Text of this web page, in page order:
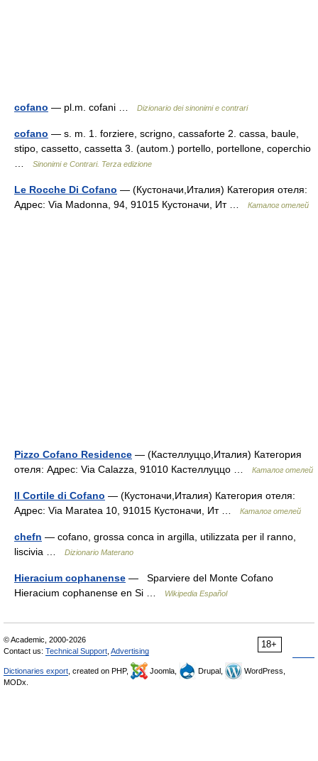
cofano — pl.m. cofani … Dizionario dei sinonimi e contrari
cofano — s. m. 1. forziere, scrigno, cassaforte 2. cassa, baule,
stipo, cassetto, cassetta 3. (autom.) portello, portellone, coperchio
Sinonimi e Contrari. Terza edizione
Le Rocche Di Cofano — (Кустоначи,Италия) Категория отеля:
Адрес: Via Madonna, 94, 91015 Кустоначи, Ит …
Каталог отелей
Pizzo Cofano Residence — (Кастеллуццо,Италия) Категория
отеля: Адрес: Via Calazza, 91010 Кастеллуццо …
Каталог отелей
Il Cortile di Cofano — (Кустоначи,Италия) Категория отеля:
Адрес: Via Maratea 10, 91015 Кустоначи, Ит …
Каталог отелей
chefn — cofano, grossa conca in argilla, utilizzata per il ranno,
liscivia …
Dizionario Materano
Hieracium cophanense — Sparviere del Monte Cofano
Hieracium cophanense en Si …
Wikipedia Español
18+
© Academic, 2000-2026
Contact us: Technical Support Advertising
Dictionaries export , created on PHP, Joomla, Drupal,
WordPress,
MODx.